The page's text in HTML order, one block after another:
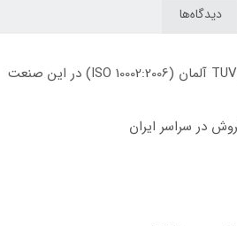
دیدگاه‌ها